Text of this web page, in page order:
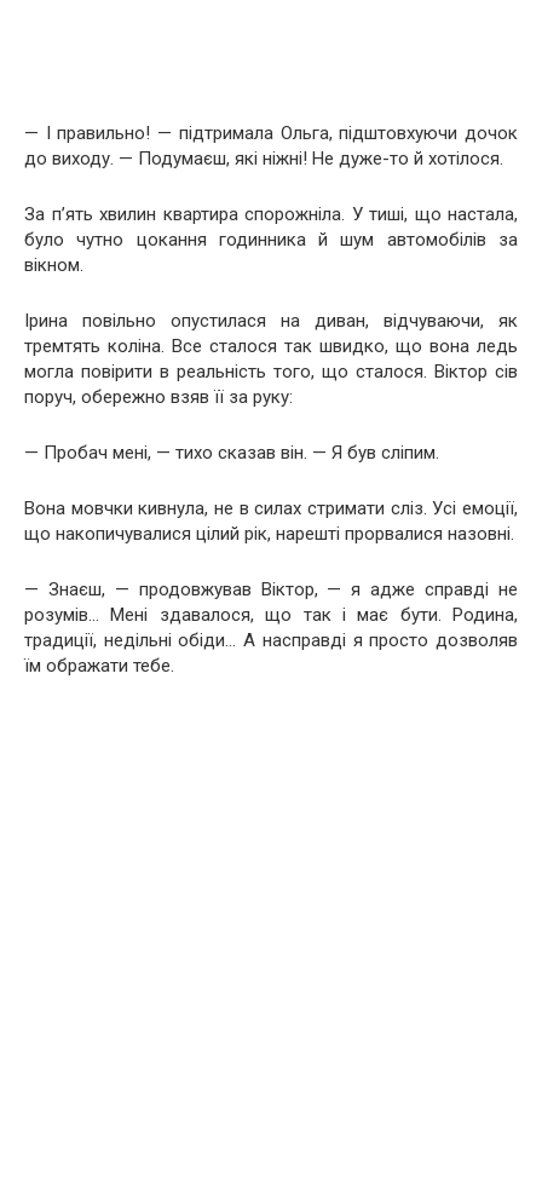
— І правильно! — підтримала Ольга, підштовхуючи дочок
до виходу. — Подумаєш, які ніжні! Не дуже-то й хотілося.
За п’ять хвилин квартира спорожніла. У тиші, що настала,
було чутно цокання годинника й шум автомобілів за
вікном.
Ірина повільно опустилася на диван, відчуваючи, як
тремтять коліна. Все сталося так швидко, що вона ледь
могла повірити в реальність того, що сталося. Віктор сів
поруч, обережно взяв її за руку:
— Пробач мені, — тихо сказав він. — Я був сліпим.
Вона мовчки кивнула, не в силах стримати сліз. Усі емоції,
що накопичувалися цілий рік, нарешті прорвалися назовні.
— Знаєш, — продовжував Віктор, — я адже справді не
розумів… Мені здавалося, що так і має бути. Родина,
традиції, недільні обіди… А насправді я просто дозволяв
їм ображати тебе.